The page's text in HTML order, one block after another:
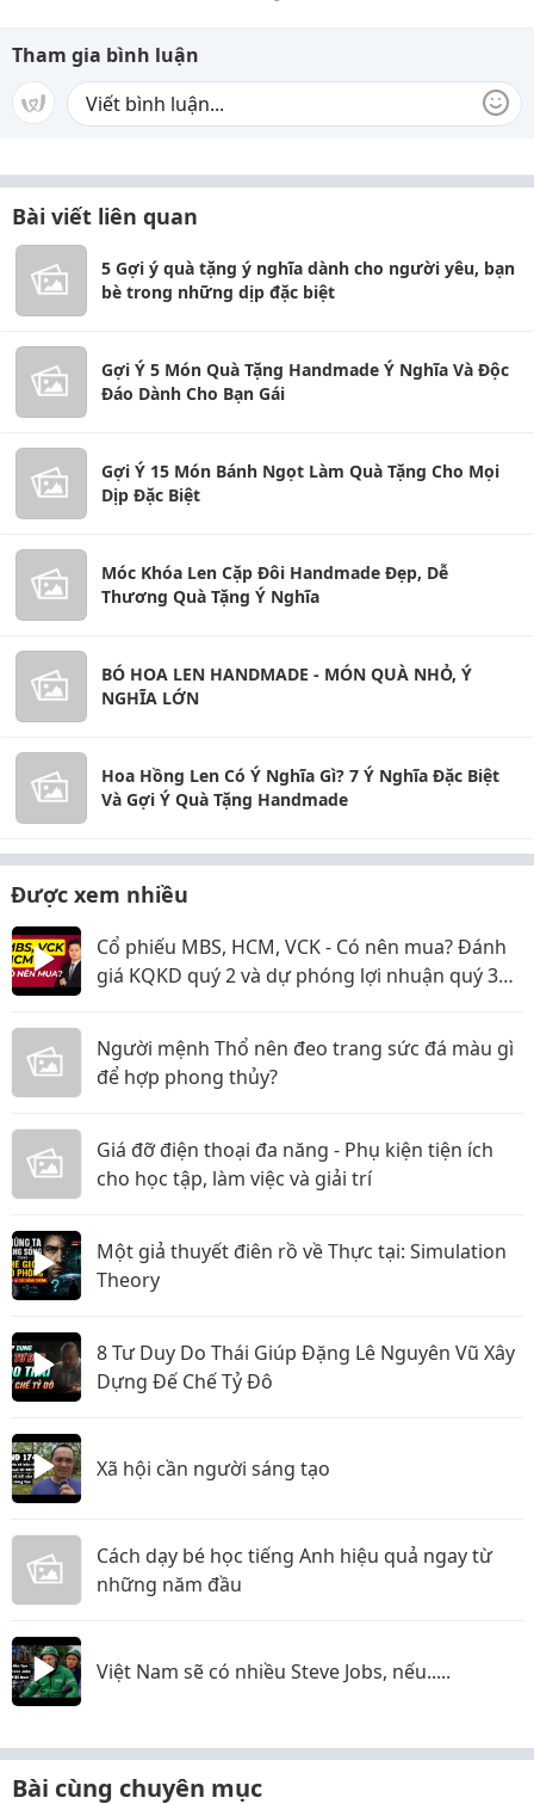
Tham gia bình luận
Bài viết liên quan
5 Gợi ý quà tặng ý nghĩa dành cho người yêu, bạn
bè trong những dịp đặc biệt
Gợi Ý 5 Món Quà Tặng Handmade Ý Nghĩa Và Độc
Đáo Dành Cho Bạn Gái
Gợi Ý 15 Món Bánh Ngọt Làm Quà Tặng Cho Mọi
Dịp Đặc Biệt
Móc Khóa Len Cặp Đôi Handmade Đẹp, Dễ
Thương Quà Tặng Ý Nghĩa
BÓ HOA LEN HANDMADE - MÓN QUÀ NHỎ, Ý
NGHĨA LỚN
Hoa Hồng Len Có Ý Nghĩa Gì? 7 Ý Nghĩa Đặc Biệt
Và Gợi Ý Quà Tặng Handmade
Được xem nhiều
Cổ phiếu MBS, HCM, VCK - Có nên mua? Đánh
giá KQKD quý 2 và dự phóng lợi nhuận quý 3
Người mệnh Thổ nên đeo trang sức đá màu gì
để hợp phong thủy?
Giá đỡ điện thoại đa năng - Phụ kiện tiện ích
cho học tập, làm việc và giải trí
Một giả thuyết điên rồ về Thực tại: Simulation
Theory
8 Tư Duy Do Thái Giúp Đặng Lê Nguyên Vũ Xây
Dựng Đế Chế Tỷ Đô
Xã hội cần người sáng tạo
Cách dạy bé học tiếng Anh hiệu quả ngay từ
những năm đầu
Việt Nam sẽ có nhiều Steve Jobs, nếu.....
Bài cùng chuyên mục